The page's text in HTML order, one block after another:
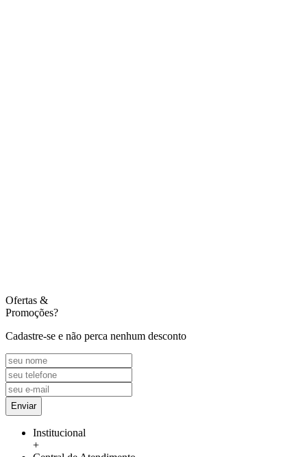
Ofertas &
Promoções?
Cadastre-se e não perca nenhum desconto
Enviar
Institucional
+